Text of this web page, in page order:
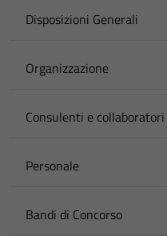
Disposizioni Generali
Organizzazione
Consulenti e collaboratori
Personale
Bandi di Concorso